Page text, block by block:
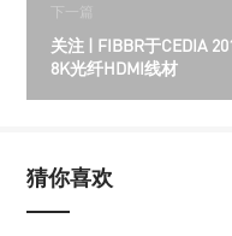
下一篇
关注 | FIBBR于CEDIA
8K光纤HDMI线材
猜你喜欢